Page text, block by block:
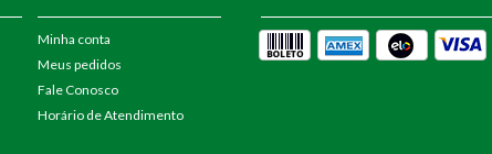
Minha conta
Meus pedidos
Fale Conosco
Horário de Atendimento